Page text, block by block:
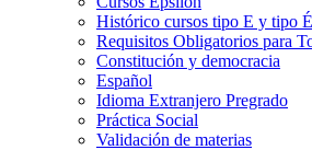
Histórico cursos tipo E y tipo
Requisitos Obligatorios para
Constitución y democracia
Español
Idioma Extranjero Pregrado
Práctica Social
Validación de materias